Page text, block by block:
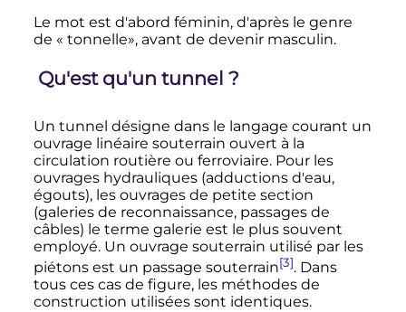
Le mot est d'abord féminin, d'après le genre
de « tonnelle», avant de devenir masculin.
Qu'est qu'un tunnel ?
Un tunnel désigne dans le langage courant un
ouvrage linéaire souterrain ouvert à la
circulation routière ou ferroviaire. Pour les
ouvrages hydrauliques (adductions d'eau,
égouts), les ouvrages de petite section
(galeries de reconnaissance, passages de
câbles) le terme galerie est le plus souvent
employé. Un ouvrage souterrain utilisé par les
piétons est un passage souterrain[3]. Dans
tous ces cas de figure, les méthodes de
construction utilisées sont identiques.